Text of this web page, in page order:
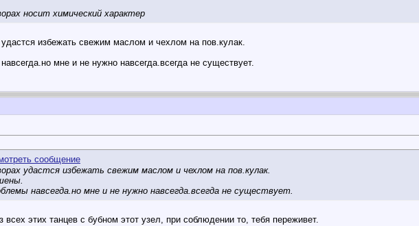
носит химический характер
избежать свежим маслом и чехлом на пов.кулак.
мне и не нужно навсегда.всегда не существует.
удастся избежать свежим маслом и чехлом на пов.кулак.
навсегда.но мне и не нужно навсегда.всегда не существует.
всех этих танцев с бубном этот узел, при соблюдении то, тебя переживет.